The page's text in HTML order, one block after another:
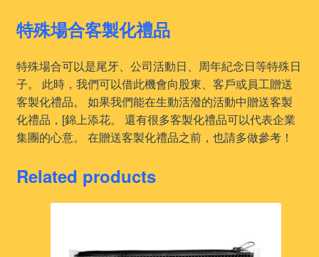
特殊場合客製化禮品
特殊場合可以是尾牙、公司活動日、周年紀念日等特殊日
子。 此時，我們可以借此機會向股東、客戶或員工贈送
客製化禮品。 如果我們能在生動活潑的活動中贈送客製
化禮品，[錦上添花。 還有很多客製化禮品可以代表企業
集團的心意。 在贈送客製化禮品之前，也請多做參考！
Related products